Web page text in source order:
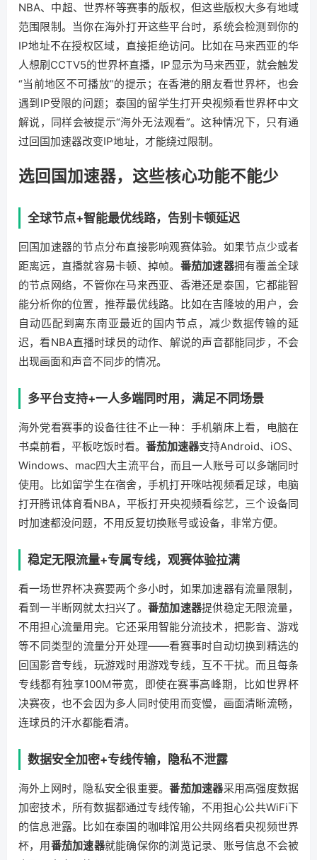
NBA、中超、世界杯等赛事的版权，但这些版权大多有地域
范围限制。当你在海外打开这些平台时，系统会检测到你的
IP地址不在授权区域，直接拒绝访问。比如在马来西亚的华
人想刷CCTV5的世界杯直播，IP显示为马来西亚，就会触发
“当前地区不可播放”的提示；在香港的朋友看世界杯，也会
遇到IP受限的问题；泰国的留学生打开央视频看世界杯中文
解说，同样会被提示“海外无法观看”。这种情况下，只有通
过回国加速器改变IP地址，才能绕过限制。
选回国加速器，这些核心功能不能少
全球节点+智能最优线路，告别卡顿延迟
回国加速器的节点分布直接影响观赛体验。如果节点少或者
距离远，直播就容易卡顿、掉帧。 番茄加速器拥有覆盖全球
的节点网络，不管你在马来西亚、香港还是泰国，它都能智
能分析你的位置，推荐最优线路。比如在吉隆坡的用户，会
自动匹配到离东南亚最近的国内节点，减少数据传输的延
迟，看NBA直播时球员的动作、解说的声音都能同步，不会
出现画面和声音不同步的情况。
多平台支持+一人多端同时用，满足不同场景
海外党看赛事的设备往往不止一种：手机躺床上看，电脑在
书桌前看，平板吃饭时看。 番茄加速器支持Android、iOS、
Windows、mac四大主流平台，而且一人账号可以多端同时
使用。比如留学生在宿舍，手机打开咪咕视频看足球，电脑
打开腾讯体育看NBA，平板打开央视频看综艺，三个设备同
时加速都没问题，不用反复切换账号或设备，非常方便。
稳定无限流量+专属专线，观赛体验拉满
看一场世界杯决赛要两个多小时，如果加速器有流量限制，
看到一半断网就太扫兴了。 番茄加速器提供稳定无限流量，
不用担心流量用完。它还采用智能分流技术，把影音、游戏
等不同类型的流量分开处理——看赛事时自动切换到精选的
回国影音专线，玩游戏时用游戏专线，互不干扰。而且每条
专线都有独享100M带宽，即使在赛事高峰期，比如世界杯
决赛夜，也不会因为多人同时使用而变慢，画面清晰流畅，
连球员的汗水都能看清。
数据安全加密+专线传输，隐私不泄露
海外上网时，隐私安全很重要。番茄加速器采用高强度数据
加密技术，所有数据都通过专线传输，不用担心公共WiFi下
的信息泄露。比如在泰国的咖啡馆用公共网络看央视频世界
杯，用番茄加速器就能确保你的浏览记录、账号信息不会被